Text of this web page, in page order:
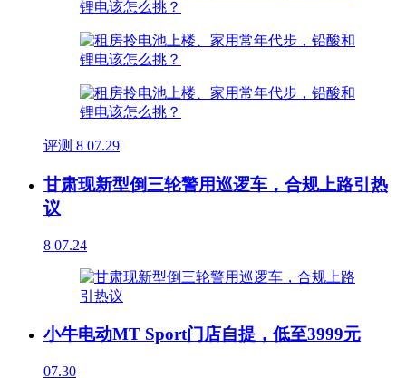
评测 8 07.29
甘肃现新型倒三轮警用巡逻车，合规上路引热
议
8 07.24
小牛电动MT Sport门店自提，低至3999元
07.30